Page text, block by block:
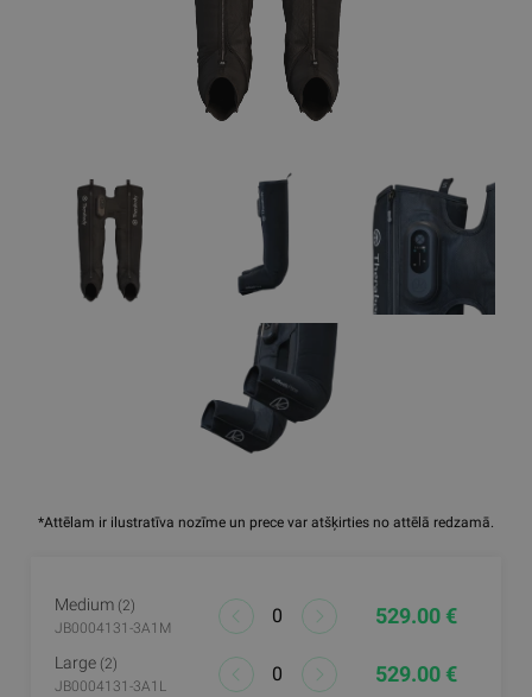
*Attēlam ir ilustratīva nozīme un prece var atšķirties no attēlā redzamā.
Medium (2)
JB0004131-3A1M
529.00 €
Large (2)
JB0004131-3A1L
529.00 €